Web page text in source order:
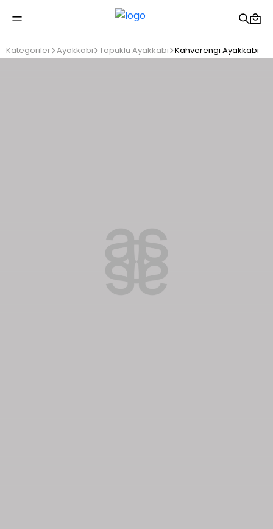
2500 TL üzeri ücretsiz kargo
Kategoriler Ayakkabı Topuklu Ayakkabı Kahverengi Ayakkabı